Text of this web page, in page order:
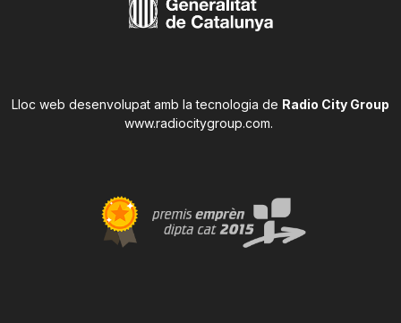
Lloc web desenvolupat amb la tecnologia de Radio City Group
www.radiocitygroup.com.